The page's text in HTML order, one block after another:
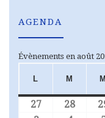
AGENDA
Évènements en août
L LUNDIM MARDI
M
27 27 juillet
28 28